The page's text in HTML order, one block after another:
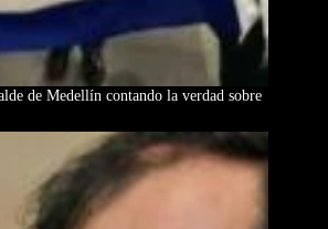
de Medellín contando la verdad sobre